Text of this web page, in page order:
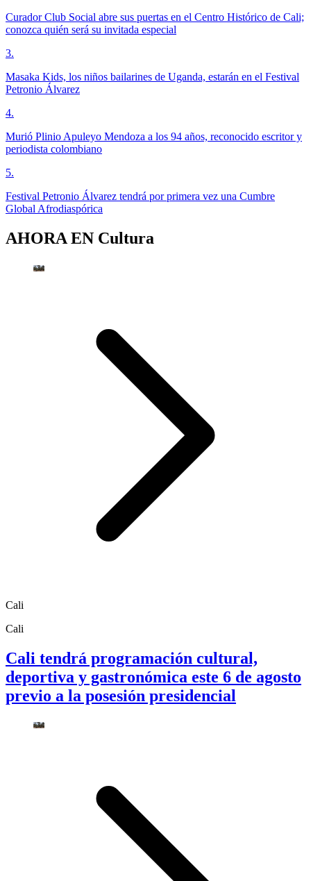
Curador Club Social abre sus puertas en el Centro Histórico de Cali;
conozca quién será su invitada especial
3.
Masaka Kids, los niños bailarines de Uganda, estarán en el Festival
Petronio Álvarez
4.
Murió Plinio Apuleyo Mendoza a los 94 años, reconocido escritor y
periodista colombiano
5.
Festival Petronio Álvarez tendrá por primera vez una Cumbre
Global Afrodiaspórica
AHORA EN Cultura
Cali
Cali
Cali tendrá programación cultural,
deportiva y gastronómica este 6 de agosto
previo a la posesión presidencial